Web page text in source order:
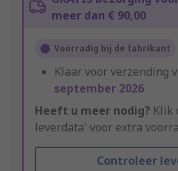
meer dan € 90,00
Voorradig bij de fabrikant
Klaar voor verzending
september 2026
Heeft u meer nodig? Klik
leverdata' voor extra
Controleer